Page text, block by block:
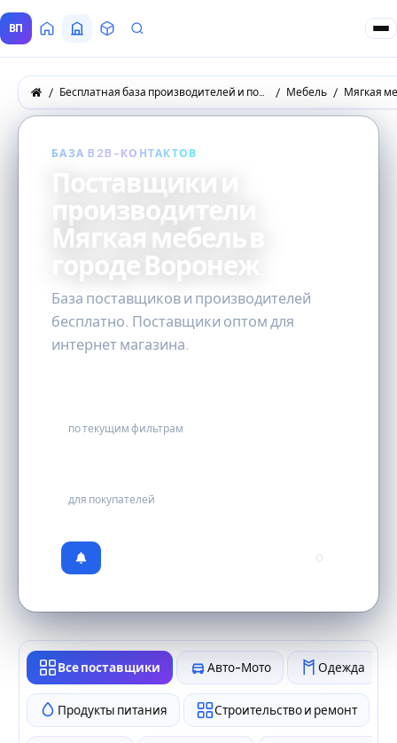
ВП ГлавнаяВсе Поставщики
ТоварыЗапросы покупателей
Бесплатная база производителей и поставщиков товаров оптом Мебель Мягкая
БАЗА B2B-КОНТАКТОВ
Поставщики и
производители
Мягкая мебель в
городе Воронеж
База поставщиков и производителей
бесплатно. Поставщики оптом для
интернет магазина.
по текущим фильтрам
для покупателей
0
Все поставщики Авто-Мото Одежда
Продукты питания Строительство и ремонт